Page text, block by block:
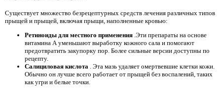
Существует множество безрецептурных средств лечения различных типов
прыщей и прыщей, включая прыщи, наполненные кровью:
Ретиноиды для местного применения .Эти препараты на основе
витамина А уменьшают выработку кожного сала и помогают
предотвратить закупорку пор. Более сильные версии доступны по
рецепту.
Салициловая кислота . Эта мазь удаляет омертвевшие клетки кожи.
Обычно он лучше всего работает от прыщей без воспалений, таких
как угри и белые точки.